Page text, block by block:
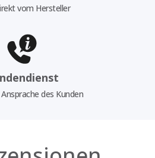
vom Hersteller
des Kunden